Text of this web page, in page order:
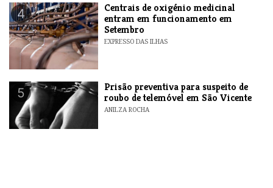
4
Centrais de oxigénio medicinal
entram em funcionamento em
Setembro
EXPRESSO DAS ILHAS
5
Prisão preventiva para suspeito de
roubo de telemóvel em São Vicente
ANILZA ROCHA